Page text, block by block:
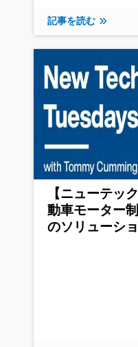
記事を読む
【ニューテッ
動車モーター
のソリューシ